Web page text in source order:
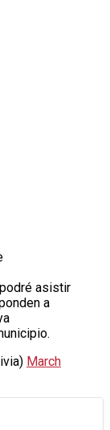
asistir
a
March